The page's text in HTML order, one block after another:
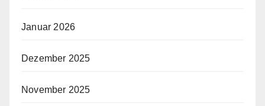
Januar 2026
Dezember 2025
November 2025